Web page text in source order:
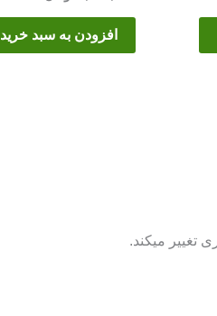
افزودن به سبد خرید